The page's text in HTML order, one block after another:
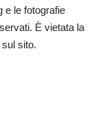
e le fotografie
È vietata la
sito.